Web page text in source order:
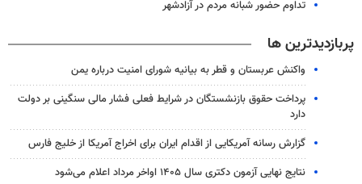
تداوم حضور شبانه مردم در آزادشهر
پربازدیدترین ها
واکنش عربستان و قطر به بیانیه شورای امنیت درباره یمن
پرداخت حقوق بازنشستگان در شرایط فعلی فشار مالی سنگینی بر دولت
دارد
گزارش رسانه آمریکایی از اقدام ایران برای اخراج آمریکا از خلیج فارس
نتایج نهایی آزمون دکتری سال ۱۴۰۵ اواخر مرداد اعلام می‌شود